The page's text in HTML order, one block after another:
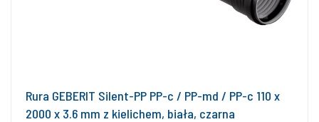
Rura GEBERIT Silent-PP PP-c / PP-md / PP-c 110 x
2000 x 3.6 mm z kielichem, biała, czarna